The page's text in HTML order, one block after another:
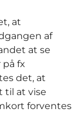
at
af
at se
fx
det, at
til at vise
forventes